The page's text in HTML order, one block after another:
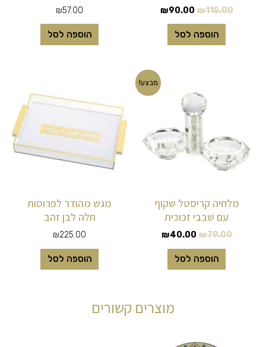
₪115.00
₪90.00
הוספה לסל
₪57.00
הוספה לסל
מבצע!
מלחיה קריסטל שקוף
עם שבבי זכוכית
₪79.00
היה:
₪79.00.
₪40.00
המחיר
הנוכחי
הוספה לסל
מגש מהודר לפרוסות
חלה לבן זהב
₪225.00
הוספה לסל
מוצרים קשורים